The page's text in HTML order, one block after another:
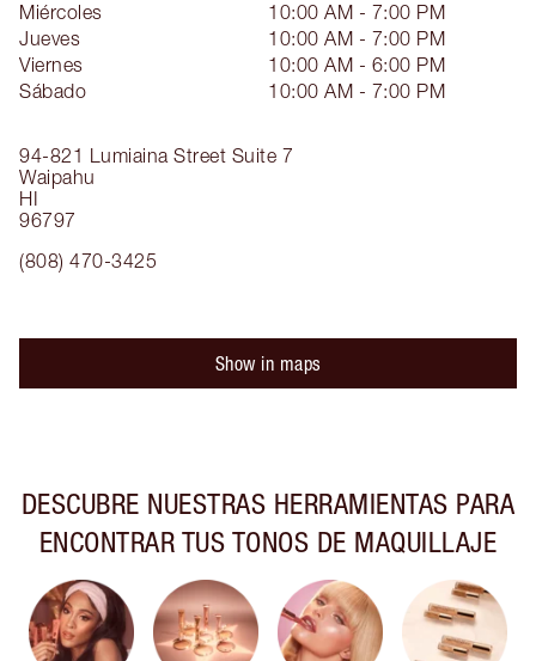
94-821 Lumiaina Street Suite 7
Waipahu
HI
96797
(808) 470-3425
Miércoles
10:00 AM - 7:00 PM
Jueves
10:00 AM - 7:00 PM
Viernes
10:00 AM - 6:00 PM
Sábado
10:00 AM - 7:00 PM
Show in maps
DESCUBRE NUESTRAS HERRAMIENTAS PARA
ENCONTRAR TUS TONOS DE MAQUILLAJE